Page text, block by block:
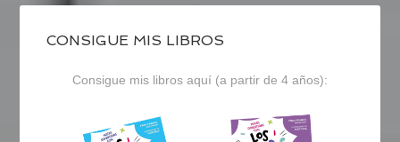
CONSIGUE MIS LIBROS
Consigue mis libros aquí (a partir de 4 años):